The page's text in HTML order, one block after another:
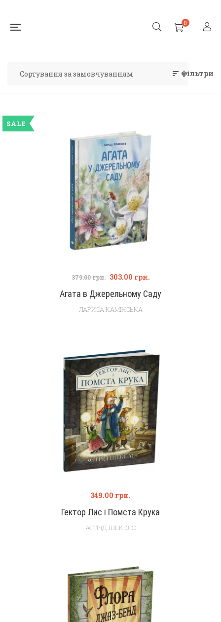
0
Фільтри
SALE
Агата в Джерельному Саду
379.00грн. 303.00 грн.
ЛАРИСА КАМІНСЬКА
Гектор Лис і Помста Крука
349.00 грн.
АСТРІД ШЕКЕЛС